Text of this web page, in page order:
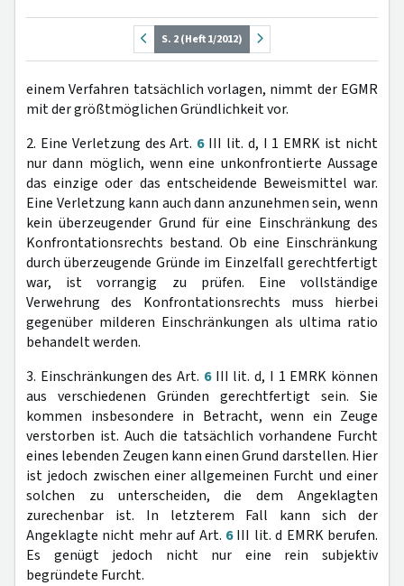
S. 2 (Heft 1/2012)
einem Verfahren tatsächlich vorlagen, nimmt der EGMR
mit der größtmöglichen Gründlichkeit vor.
2. Eine Verletzung des Art. 6III lit. d, I 1 EMRK ist nicht
nur dann möglich, wenn eine unkonfrontierte Aussage
das einzige oder das entscheidende Beweismittel war.
Eine Verletzung kann auch dann anzunehmen sein, wenn
kein überzeugender Grund für eine Einschränkung des
Konfrontationsrechts bestand. Ob eine Einschränkung
durch überzeugende Gründe im Einzelfall gerechtfertigt
war, ist vorrangig zu prüfen. Eine vollständige
Verwehrung des Konfrontationsrechts muss hierbei
gegenüber milderen Einschränkungen als ultima ratio
behandelt werden.
3. Einschränkungen des Art. 6III lit. d, I 1 EMRK können
aus verschiedenen Gründen gerechtfertigt sein. Sie
kommen insbesondere in Betracht, wenn ein Zeuge
verstorben ist. Auch die tatsächlich vorhandene Furcht
eines lebenden Zeugen kann einen Grund darstellen. Hier
ist jedoch zwischen einer allgemeinen Furcht und einer
solchen zu unterscheiden, die dem Angeklagten
zurechenbar ist. In letzterem Fall kann sich der
Angeklagte nicht mehr auf Art. 6III lit. d EMRK berufen.
Es genügt jedoch nicht nur eine rein subjektiv
begründete Furcht.